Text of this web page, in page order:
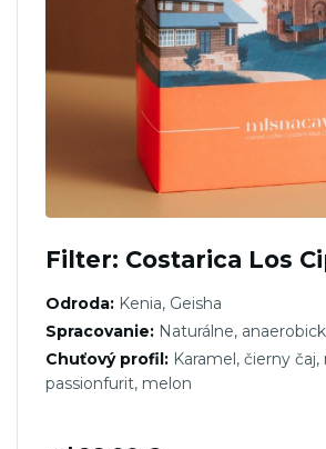
Filter: Costarica Los
Odroda: Kenia, Geisha
Spracovanie: Naturálne,
Chuťový profil: Karamel, čierny čaj,
passionfurit, melon